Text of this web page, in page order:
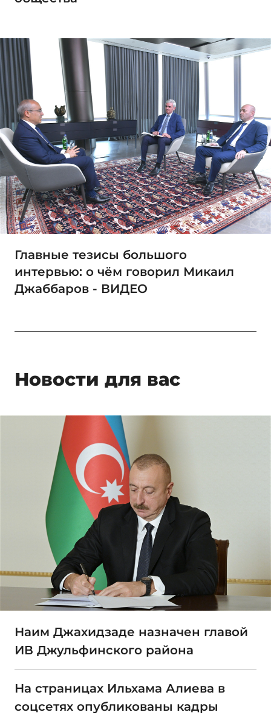
Главные тезисы большого
интервью: о чём говорил Микаил
Джаббаров - ВИДЕО
Новости для вас
Наим Джахидзаде назначен главой
ИВ Джульфинского района
На страницах Ильхама Алиева в
соцсетях опубликованы кадры